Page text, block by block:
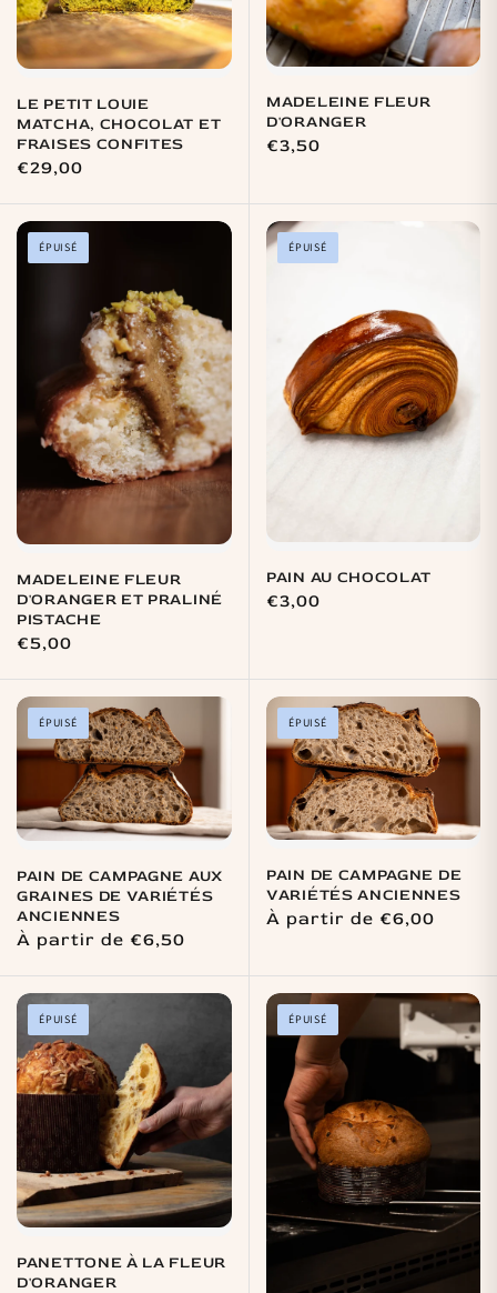
LE PETIT LOUIE
MATCHA, CHOCOLAT ET
FRAISES CONFITES
Prix
€29,00
MADELEINE FLEUR
D'ORANGER
Prix
€3,50
ÉPUISÉ
MADELEINE FLEUR
D'ORANGER ET PRALINÉ
PISTACHE
Prix
€5,00
ÉPUISÉ
PAIN AU CHOCOLAT
Prix
€3,00
ÉPUISÉ
PAIN DE CAMPAGNE AUX
GRAINES DE VARIÉTÉS
ANCIENNES
Prix
À partir de €6,50
ÉPUISÉ
PAIN DE CAMPAGNE DE
VARIÉTÉS ANCIENNES
Prix
À partir de €6,00
ÉPUISÉ
PANETTONE À LA FLEUR
D'ORANGER
ÉPUISÉ